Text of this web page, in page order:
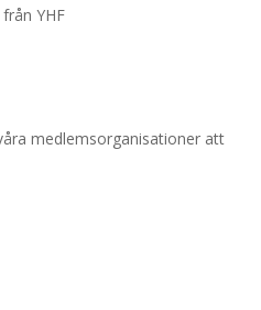
YHF
medlemsorganisationer att